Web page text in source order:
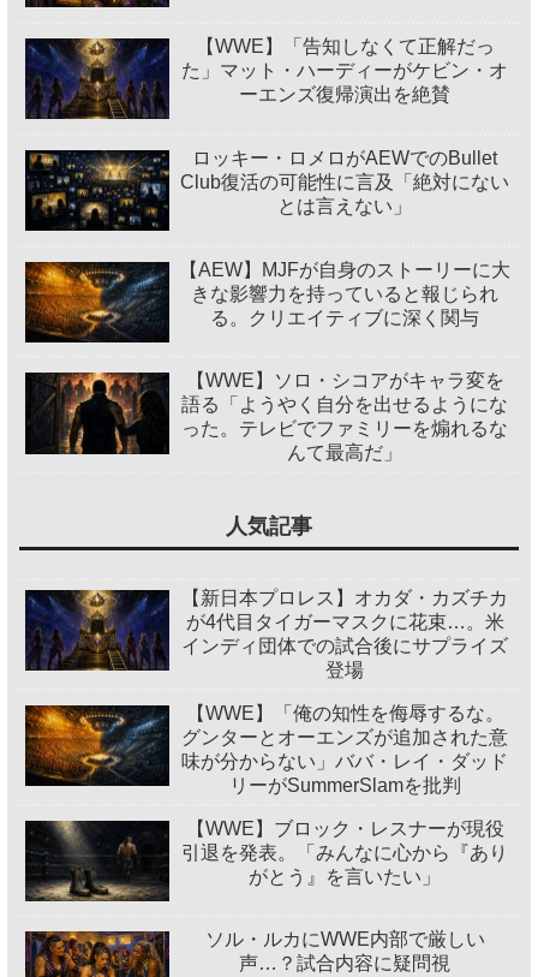
【WWE】「告知しなくて正解だっ
た」マット・ハーディーがケビン・オ
ーエンズ復帰演出を絶賛
ロッキー・ロメロがAEWでのBullet
Club復活の可能性に言及「絶対にない
とは言えない」
【AEW】MJFが自身のストーリーに大
きな影響力を持っていると報じられ
る。クリエイティブに深く関与
【WWE】ソロ・シコアがキャラ変を
語る「ようやく自分を出せるようにな
った。テレビでファミリーを煽れるな
んて最高だ」
人気記事
【新日本プロレス】オカダ・カズチカ
が4代目タイガーマスクに花束…。米
インディ団体での試合後にサプライズ
登場
【WWE】「俺の知性を侮辱するな。
グンターとオーエンズが追加された意
味が分からない」ババ・レイ・ダッド
リーがSummerSlamを批判
【WWE】ブロック・レスナーが現役
引退を発表。「みんなに心から『あり
がとう』を言いたい」
ソル・ルカにWWE内部で厳しい
声…？試合内容に疑問視